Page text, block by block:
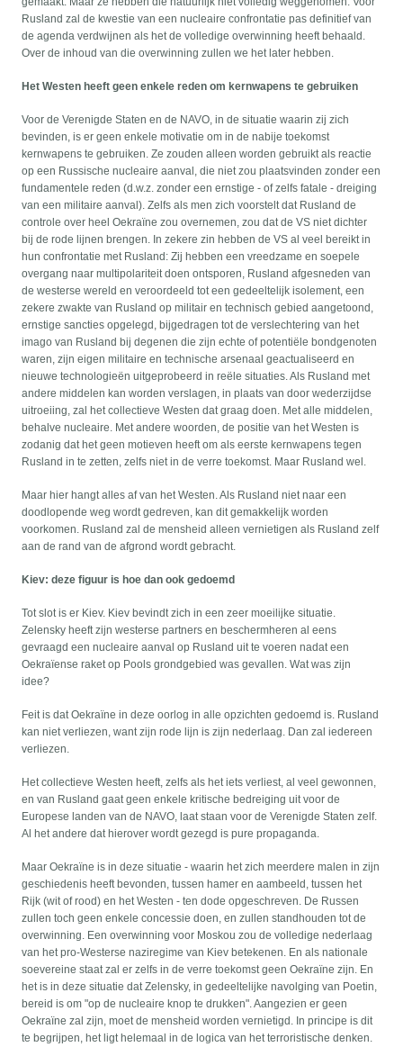
Rusland zal de kwestie van een nucleaire confrontatie pas definitief van
de agenda verdwijnen als het de volledige overwinning heeft behaald.
Over de inhoud van die overwinning zullen we het later hebben.
Het Westen heeft geen enkele reden om kernwapens te gebruiken
Voor de Verenigde Staten en de NAVO, in de situatie waarin zij zich
bevinden, is er geen enkele motivatie om in de nabije toekomst
kernwapens te gebruiken. Ze zouden alleen worden gebruikt als reactie
op een Russische nucleaire aanval, die niet zou plaatsvinden zonder een
fundamentele reden (d.w.z. zonder een ernstige - of zelfs fatale - dreiging
van een militaire aanval). Zelfs als men zich voorstelt dat Rusland de
controle over heel Oekraïne zou overnemen, zou dat de VS niet dichter
bij de rode lijnen brengen. In zekere zin hebben de VS al veel bereikt in
hun confrontatie met Rusland: Zij hebben een vreedzame en soepele
overgang naar multipolariteit doen ontsporen, Rusland afgesneden van
de westerse wereld en veroordeeld tot een gedeeltelijk isolement, een
zekere zwakte van Rusland op militair en technisch gebied aangetoond,
ernstige sancties opgelegd, bijgedragen tot de verslechtering van het
imago van Rusland bij degenen die zijn echte of potentiële bondgenoten
waren, zijn eigen militaire en technische arsenaal geactualiseerd en
nieuwe technologieën uitgeprobeerd in reële situaties. Als Rusland met
andere middelen kan worden verslagen, in plaats van door wederzijdse
uitroeiing, zal het collectieve Westen dat graag doen. Met alle middelen,
behalve nucleaire. Met andere woorden, de positie van het Westen is
zodanig dat het geen motieven heeft om als eerste kernwapens tegen
Rusland in te zetten, zelfs niet in de verre toekomst. Maar Rusland wel.
Maar hier hangt alles af van het Westen. Als Rusland niet naar een
doodlopende weg wordt gedreven, kan dit gemakkelijk worden
voorkomen. Rusland zal de mensheid alleen vernietigen als Rusland zelf
aan de rand van de afgrond wordt gebracht.
Kiev: deze figuur is hoe dan ook gedoemd
Tot slot is er Kiev. Kiev bevindt zich in een zeer moeilijke situatie.
Zelensky heeft zijn westerse partners en beschermheren al eens
gevraagd een nucleaire aanval op Rusland uit te voeren nadat een
Oekraïense raket op Pools grondgebied was gevallen. Wat was zijn
idee?
Feit is dat Oekraïne in deze oorlog in alle opzichten gedoemd is. Rusland
kan niet verliezen, want zijn rode lijn is zijn nederlaag. Dan zal iedereen
verliezen.
Het collectieve Westen heeft, zelfs als het iets verliest, al veel gewonnen,
en van Rusland gaat geen enkele kritische bedreiging uit voor de
Europese landen van de NAVO, laat staan voor de Verenigde Staten zelf.
Al het andere dat hierover wordt gezegd is pure propaganda.
Maar Oekraïne is in deze situatie - waarin het zich meerdere malen in zijn
geschiedenis heeft bevonden, tussen hamer en aambeeld, tussen het
Rijk (wit of rood) en het Westen - ten dode opgeschreven. De Russen
zullen toch geen enkele concessie doen, en zullen standhouden tot de
overwinning. Een overwinning voor Moskou zou de volledige nederlaag
van het pro-Westerse naziregime van Kiev betekenen. En als nationale
soevereine staat zal er zelfs in de verre toekomst geen Oekraïne zijn. En
het is in deze situatie dat Zelensky, in gedeeltelijke navolging van Poetin,
bereid is om "op de nucleaire knop te drukken". Aangezien er geen
Oekraïne zal zijn, moet de mensheid worden vernietigd. In principe is dit
te begrijpen, het ligt helemaal in de logica van het terroristische denken.